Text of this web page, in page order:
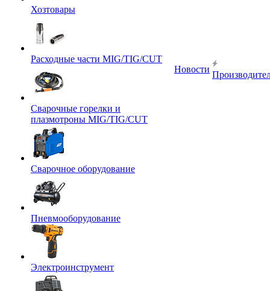
Хозтовары
Расходные части MIG/TIG/CUT
Сварочные горелки и
плазмотроны MIG/TIG/CUT
Сварочное оборудование
Пневмооборудование
Электроинструмент
Новости